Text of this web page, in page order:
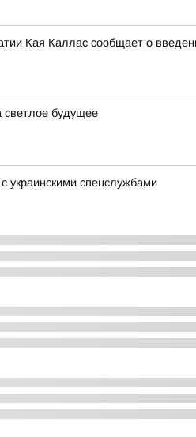
Кая Каллас сообщает о
будущее
украинскими спецслужбами